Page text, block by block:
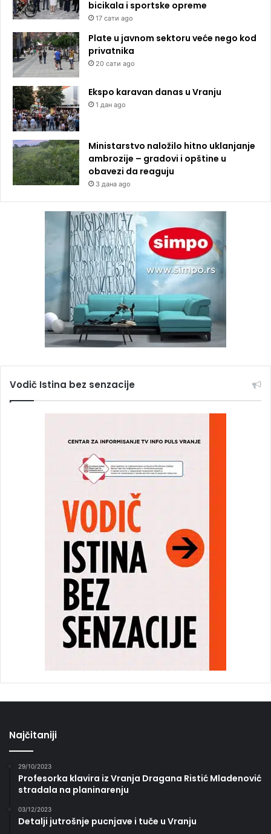
bicikala i sportske opreme
17 сати ago
Plate u javnom sektoru veće nego kod
privatnika
20 сати ago
Ekspo karavan danas u Vranju
1 дан ago
Ministarstvo naložilo hitno uklanjanje
ambrozije – gradovi i opštine u
obavezi da reaguju
3 дана ago
Vodič Istina bez senzacije
Najčitaniji
29/10/2023
Profesorka klavira iz Vranja Dragana Ristić Mladenović
stradala na planinarenju
03/12/2023
Detalji jutrošnje pucnjave i tuče u Vranju